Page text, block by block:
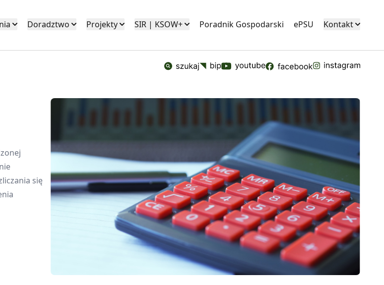
Doradztwo Projekty SIR | KSOW+ Poradnik Gospodarski ePSU Kontakt
się